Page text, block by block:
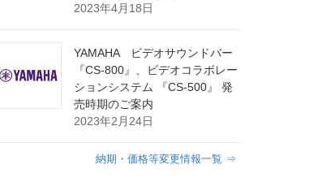
2023年4月18日
YAMAHA ビデオサウンドバー
『CS-800』、ビデオコラボレー
ションシステム 『CS-500』 発
売時期のご案内
2023年2月24日
納期・価格等変更情報一覧 ⇒